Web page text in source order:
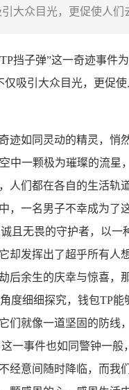
大众目光，更促使人
挡子弹”这一奇迹事件
吸引大众目光，更促
迹如同灵动的精灵，
中一颗极为璀璨的流
人们都在各自的生活
一名男子不幸成为
无畏的守护者，以
却发挥出了超乎所有
后余生的庆幸与惊喜
度细细探究，钱包TP
们就像一道坚固的防
一事件也如同警钟一
经意间随时降临，而